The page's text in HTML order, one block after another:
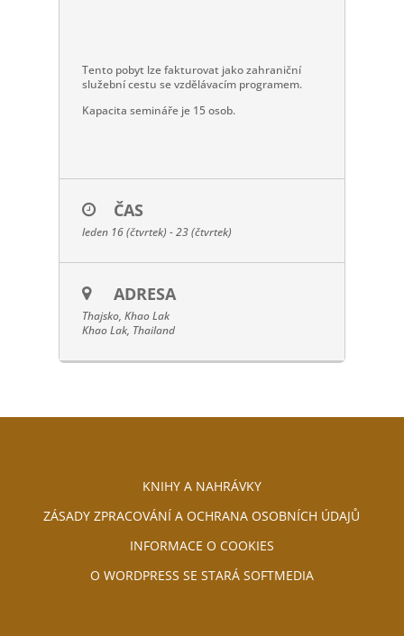
Tento pobyt lze fakturovat jako zahraniční
služební cestu se vzdělávacím programem.
Kapacita semináře je 15 osob.
ČAS
leden 16 (čtvrtek) - 23 (čtvrtek)
ADRESA
Thajsko, Khao Lak
Khao Lak, Thailand
KNIHY A NAHRÁVKY
ZÁSADY ZPRACOVÁNÍ A OCHRANA OSOBNÍCH ÚDAJŮ
INFORMACE O COOKIES
O WORDPRESS SE STARÁ SOFTMEDIA